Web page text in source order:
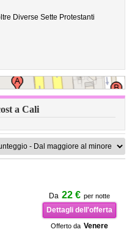
Diverse Sette Protestanti
a Cali
Da 22 € per notte
Dettagli dell'offerta
Offerto da Venere